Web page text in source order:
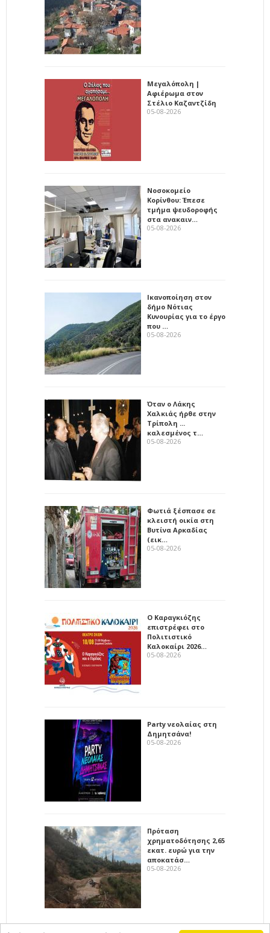
Μεγαλόπολη |
Αφιέρωμα στον
Στέλιο Καζαντζίδη
05-08-2026
Νοσοκομείο
Κορίνθου: Έπεσε
τμήμα ψευδοροφής
στα ανακαιν…
05-08-2026
Ικανοποίηση στον
δήμο Νότιας
Κυνουρίας για το έργο
που …
05-08-2026
Όταν ο Λάκης
Χαλκιάς ήρθε στην
Τρίπολη ...
καλεσμένος τ…
05-08-2026
Φωτιά ξέσπασε σε
κλειστή οικία στη
Βυτίνα Αρκαδίας
(εικ…
05-08-2026
Ο Καραγκιόζης
επιστρέφει στο
Πολιτιστικό
Καλοκαίρι 2026…
05-08-2026
Party νεολαίας στη
Δημητσάνα!
05-08-2026
Πρόταση
χρηματοδότησης 2,65
εκατ. ευρώ για την
αποκατάσ…
05-08-2026